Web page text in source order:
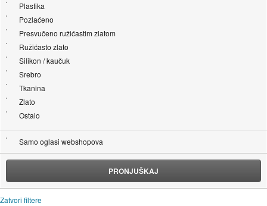
Plastika
Pozlaćeno
Presvučeno ružićastim zlatom
Ružićasto zlato
Silikon / kaučuk
Srebro
Tkanina
Zlato
Ostalo
Samo oglasi webshopova
PRONJUŠKAJ
Zatvori filtere